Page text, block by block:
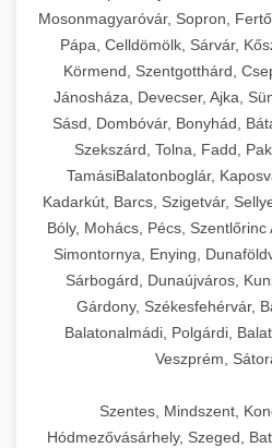
Mosonmagyaróvár, Sopron,
Pápa, Celldömölk, Sárvár,
Körmend, Szentgotthárd,
Jánosháza, Devecser, Ajka,
Sásd, Dombóvár, Bonyhád,
Szekszárd, Tolna, Fadd,
TamásiBalatonboglár,
Kadarkút, Barcs, Szigetvár,
Bóly, Mohács, Pécs, Szentlőrinc
Simontornya, Enying,
Sárbogárd, Dunaújváros,
Gárdony, Székesfehérvár,
Balatonalmádi, Polgárdi,
Veszprém,
Szentes, Mindszent,
Hódmezővásárhely, Szeged,